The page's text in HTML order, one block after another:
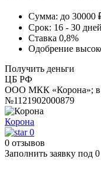
Сумма: до 30000
Срок: 16 - 30 дней
Ставка 0,8%
Одобрение
Получить деньги
ЦБ РФ
ООО МКК «Корона»;
№1121902000879
Корона
0
0 отзывов
Заполнить заявку под